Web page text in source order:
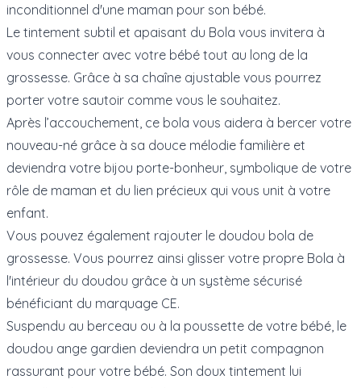
inconditionnel d'une maman pour son bébé.
Le tintement subtil et apaisant du Bola vous invitera à
vous connecter avec votre bébé tout au long de la
grossesse. Grâce à sa chaîne ajustable vous pourrez
porter votre sautoir comme vous le souhaitez.
Après l’accouchement, ce bola vous aidera à bercer votre
nouveau-né grâce à sa douce mélodie familière et
deviendra votre bijou porte-bonheur, symbolique de votre
rôle de maman et du lien précieux qui vous unit à votre
enfant.
Vous pouvez également rajouter le doudou bola de
grossesse. Vous pourrez ainsi glisser votre propre Bola à
l'intérieur du doudou grâce à un système sécurisé
bénéficiant du marquage CE.
Suspendu au berceau ou à la poussette de votre bébé, le
doudou ange gardien deviendra un petit compagnon
rassurant pour votre bébé. Son doux tintement lui